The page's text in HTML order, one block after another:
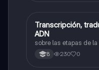
Biologia
Transcripción,
ADN
sobre las etapas de
8 230 0